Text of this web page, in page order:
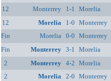
12
Monterrey 1-1 Morelia
12
Morelia 1-0 Monterrey
Fin
Morelia 0-0 Monterrey
Fin
Monterrey 3-1 Morelia
2
Monterrey 4-2 Morelia
2
Morelia 2-0 Monterrey